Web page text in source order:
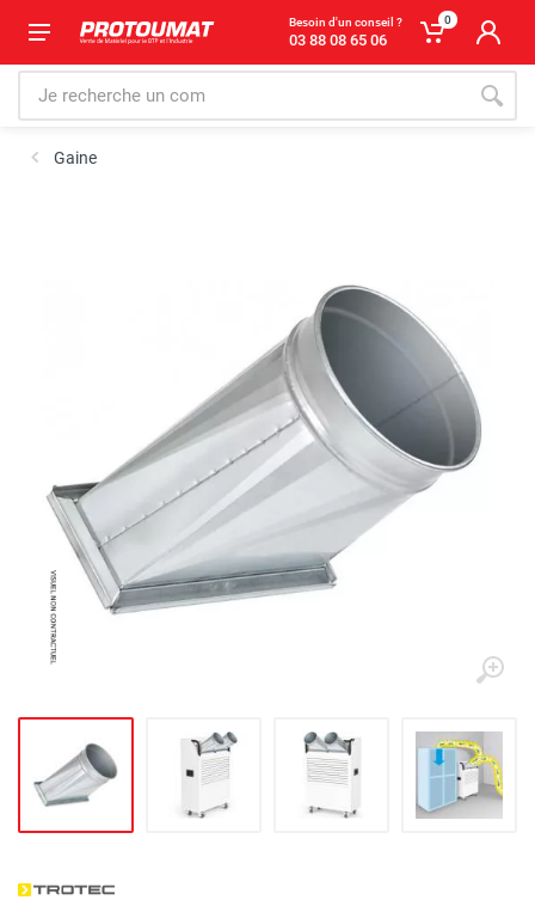
Besoin d'un conseil ?
03 88 08 65 06
0
Gaine